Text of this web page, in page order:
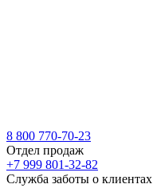
8 800 770-70-23
Отдел продаж
+7 999 801-32-82
Служба заботы о клиентах